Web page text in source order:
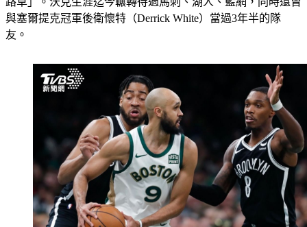
與塞爾提克冠軍後衛懷特（Derrick White）當過3年半的隊
友。